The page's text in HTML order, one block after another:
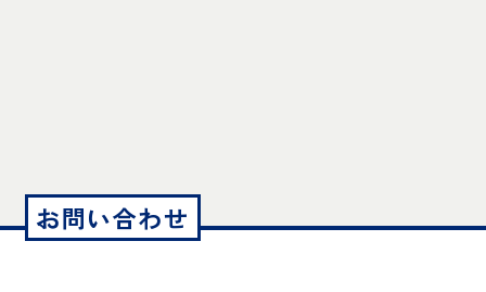
お問い合わせ